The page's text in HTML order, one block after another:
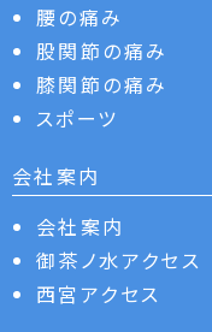
腰の痛み
股関節の痛み
膝関節の痛み
スポーツ
会社案内
会社案内
御茶ノ水アクセス
西宮アクセス